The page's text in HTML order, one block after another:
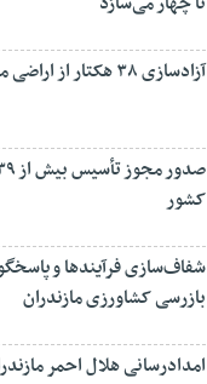
آزادسازی ۳۸ هکتار از اراضی ملی تنکابن
کشور
شفاف‌سازی فرآیند‌ها و
بازرسی کشاورزی مازندران
امدادرسانی هلال احمر مازندران به